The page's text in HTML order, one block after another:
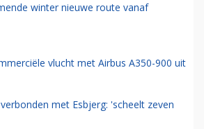
winter nieuwe route vanaf
vlucht met Airbus A350-900 uit
met Esbjerg: 'scheelt zeven